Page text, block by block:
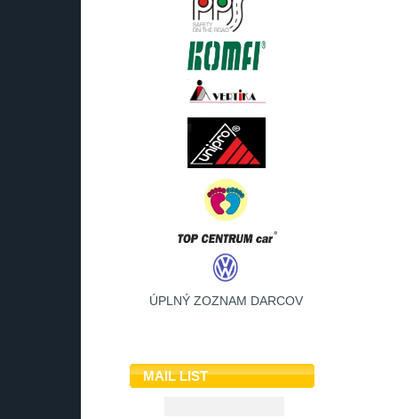
ÚPLNÝ ZOZNAM DARCOV
MAIL LIST